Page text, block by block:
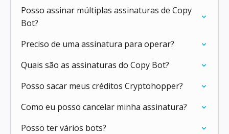
Posso assinar múltiplas assinaturas de Copy
Bot?
Preciso de uma assinatura para operar?
Quais são as assinaturas do Copy Bot?
Posso sacar meus créditos Cryptohopper?
Como eu posso cancelar minha assinatura?
Posso ter vários bots?